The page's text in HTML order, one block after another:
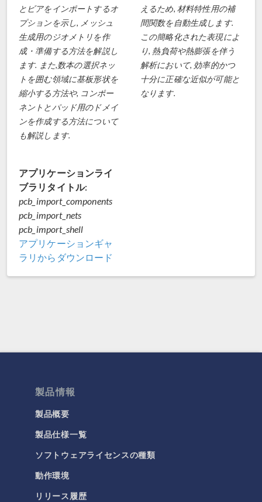
とビアをインポートするオ
プションを示し, メッシュ
生成用のジオメトリを作
成・準備する方法を解説し
ます. また,数本の選択ネッ
トを囲む領域に基板形状を
縮小する方法や, コンポー
ネントとパッド用のドメイ
ンを作成する方法について
も解説します.
アプリケーションライ
ブラリタイトル:
pcb_import_components
pcb_import_nets
pcb_import_shell
アプリケーションギャ
ラリからダウンロード
えるため, 材料特性用の補
間関数を自動生成します.
この簡略化された表現によ
り, 熱負荷や熱膨張を伴う
解析において, 効率的かつ
十分に正確な近似が可能と
なります.
製品情報
製品概要
製品仕様一覧
ソフトウェアライセンスの種類
動作環境
リリース履歴